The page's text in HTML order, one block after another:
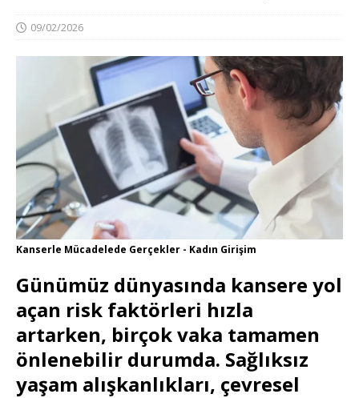
09/02/2026
Kanserle Mücadelede Gerçekler - Kadın Girişim
Günümüz dünyasında kansere yol
açan risk faktörleri hızla
artarken, birçok vaka tamamen
önlenebilir durumda. Sağlıksız
yaşam alışkanlıkları, çevresel